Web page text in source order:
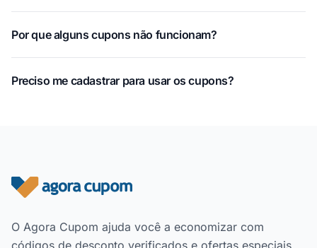
Por que alguns cupons não funcionam?
Preciso me cadastrar para usar os cupons?
Rodapé do site
O Agora Cupom ajuda você a economizar com